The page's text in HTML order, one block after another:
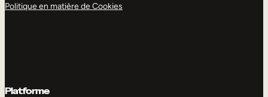
Politique en matière de Cookies
Platforme